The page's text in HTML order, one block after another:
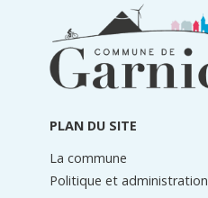
Informations
PLAN DU SITE
La commune
Politique et administration